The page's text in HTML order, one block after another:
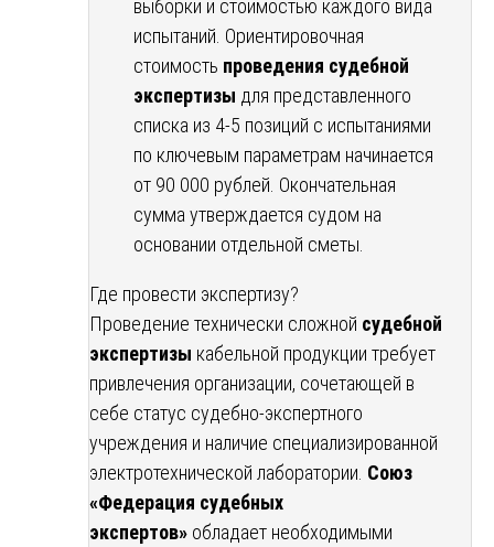
выборки и стоимостью каждого вида
испытаний. Ориентировочная
стоимость проведения судебной
экспертизы для представленного
списка из 4-5 позиций с испытаниями
по ключевым параметрам начинается
от 90 000 рублей. Окончательная
сумма утверждается судом на
основании отдельной сметы.
Где провести экспертизу?
Проведение технически сложной судебной
экспертизы кабельной продукции требует
привлечения организации, сочетающей в
себе статус судебно-экспертного
учреждения и наличие специализированной
электротехнической лаборатории. Союз
«Федерация судебных
экспертов» обладает необходимыми